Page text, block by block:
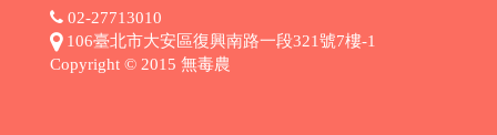
02-27713010
106臺北市大安區復興南路一段321號7樓-1
Copyright © 2015 無毒農